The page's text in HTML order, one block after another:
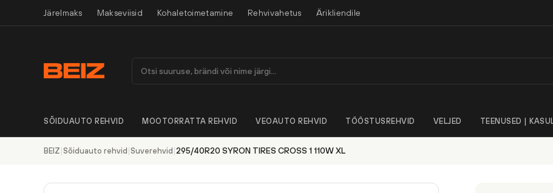
Järelmaks Makseviisid Kohaletoimetamine Rehvivahetus Ärikliendile
SÕIDUAUTO REHVID MOOTORRATTA REHVID VEOAUTO REHVID TÖÖSTUSREHVID VELJED TEENUSED |
BEIZ | Sõiduauto rehvid | Suverehvid |295/40R20 SYRON TIRES CROSS 1 110W XL